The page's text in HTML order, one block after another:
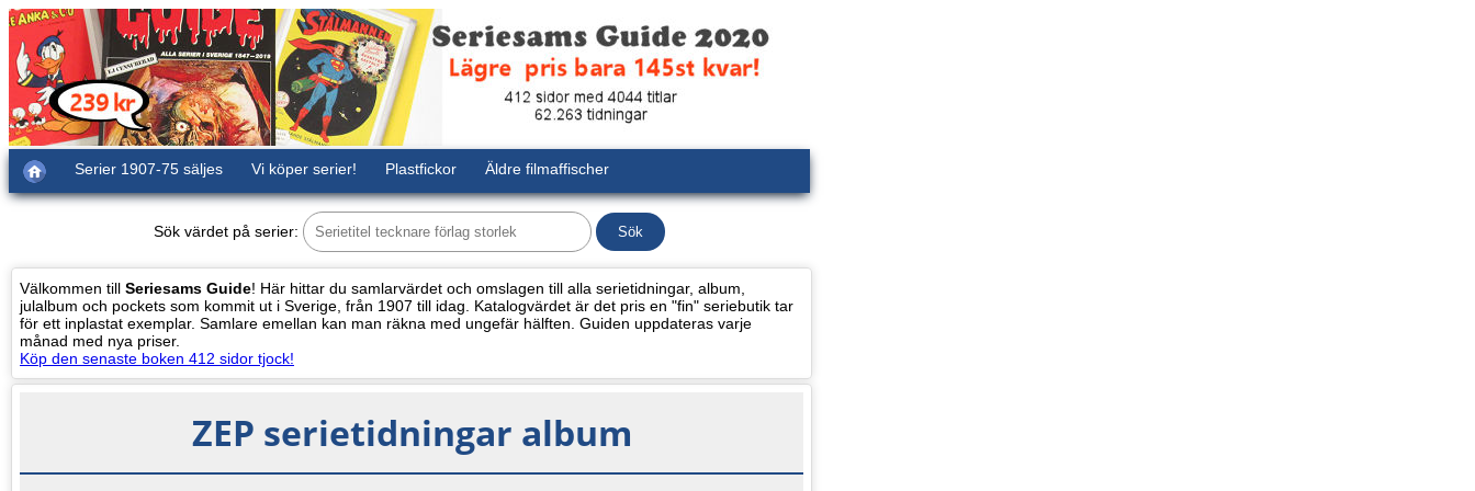
Serier 1907-75 säljes Vi köper serier! Plastfickor Äldre filmaffischer
Sök värdet på serier:
Välkommen till Seriesams Guide! Här hittar du samlarvärdet och omslagen till alla serietidningar, album,
julalbum och pockets som kommit ut i Sverige, från 1907 till idag. Katalogvärdet är det pris en "fin" seriebutik tar
för ett inplastat exemplar. Samlare emellan kan man räkna med ungefär hälften. Guiden uppdateras varje
månad med nya priser.
Köp den senaste boken 412 sidor tjock!
ZEP serietidningar album